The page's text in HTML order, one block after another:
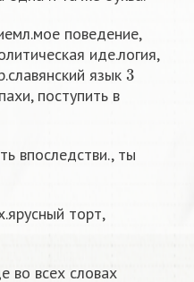
поведение,
иде.логия,
язык 3
поступить в
впоследстви., ты
торт,
во всех словах